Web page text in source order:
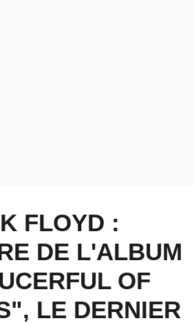
FLOYD :
DE L'ALBUM
OF
LE DERNIER